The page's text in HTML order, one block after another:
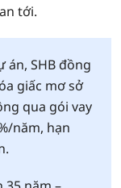
tới.
án, SHB đồng
giấc mơ sở
qua gói vay
năm, hạn